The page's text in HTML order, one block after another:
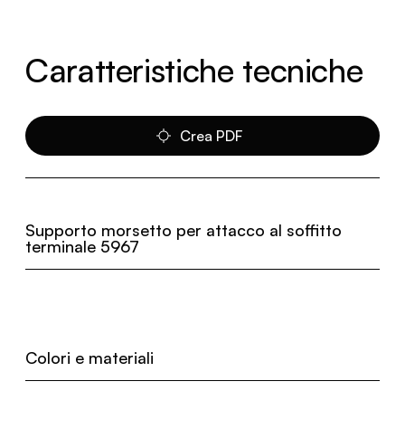
Caratteristiche tecniche
Crea PDF
Supporto morsetto per attacco al soffitto
terminale 5967
Colori e materiali